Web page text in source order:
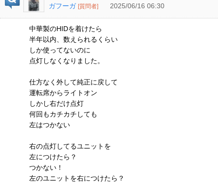
ガフーガ [質問者] 2025/06/16 06:30
中華製のHIDを着けたら
半年以内、数えられるくらい
しか使ってないのに
点灯しなくなりました。
仕方なく外して純正に戻して
運転席からライトオン
しかし右だけ点灯
何回もカチカチしても
左はつかない
右の点灯してるユニットを
左につけたら？
つかない！
左のユニットを右につけたら？